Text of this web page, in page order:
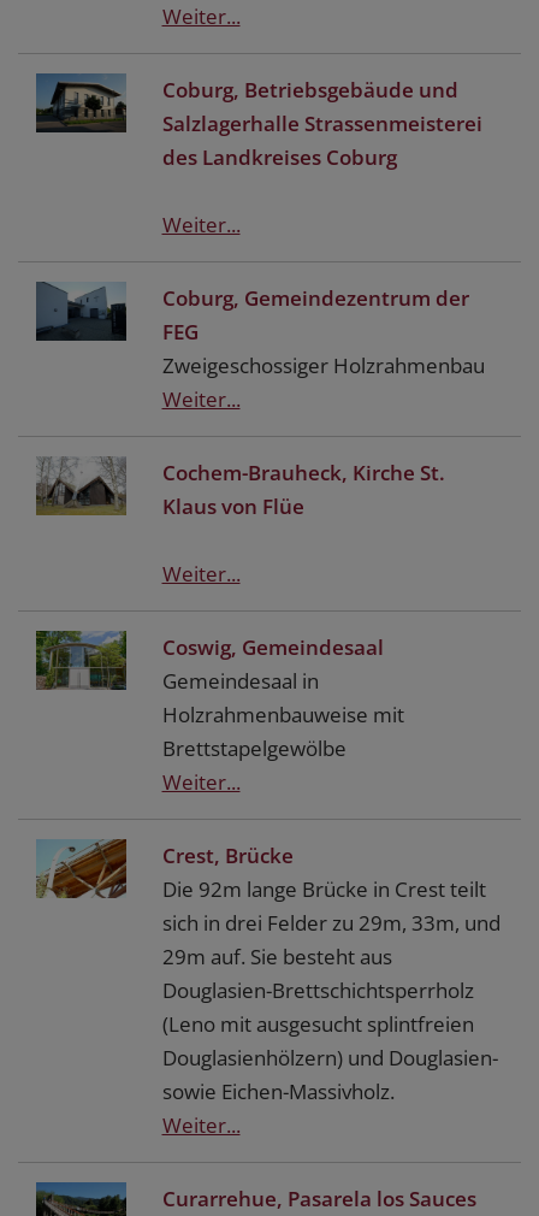
Weiter...
Coburg, Betriebsgebäude und
Salzlagerhalle Strassenmeisterei
des Landkreises Coburg
Weiter...
Coburg, Gemeindezentrum der
FEG
Zweigeschossiger Holzrahmenbau
Weiter...
Cochem-Brauheck, Kirche St.
Klaus von Flüe
Weiter...
Coswig, Gemeindesaal
Gemeindesaal in
Holzrahmenbauweise mit
Brettstapelgewölbe
Weiter...
Crest, Brücke
Die 92m lange Brücke in Crest teilt
sich in drei Felder zu 29m, 33m, und
29m auf. Sie besteht aus
Douglasien-Brettschichtsperrholz
(Leno mit ausgesucht splintfreien
Douglasienhölzern) und Douglasien-
sowie Eichen-Massivholz.
Weiter...
Curarrehue, Pasarela los Sauces